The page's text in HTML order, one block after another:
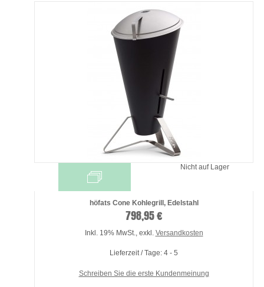
Nicht auf Lager
höfats Cone Kohlegrill, Edelstahl
798,95 €
Inkl. 19% MwSt., exkl. Versandkosten
Lieferzeit / Tage: 4 - 5
Schreiben Sie die erste Kundenmeinung